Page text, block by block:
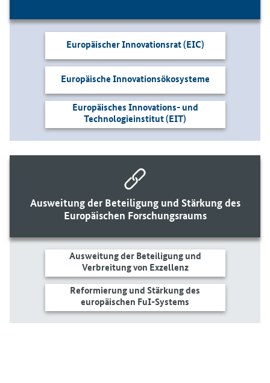
Europäischer Innovationsrat (EIC)
Europäische Innovationsökosysteme
Europäisches Innovations- und
Technologieinstitut (EIT)
Ausweitung der Beteiligung und Stärkung des
Europäischen Forschungsraums
Ausweitung der Beteiligung und
Verbreitung von Exzellenz
Reformierung und Stärkung des
europäischen FuI-Systems